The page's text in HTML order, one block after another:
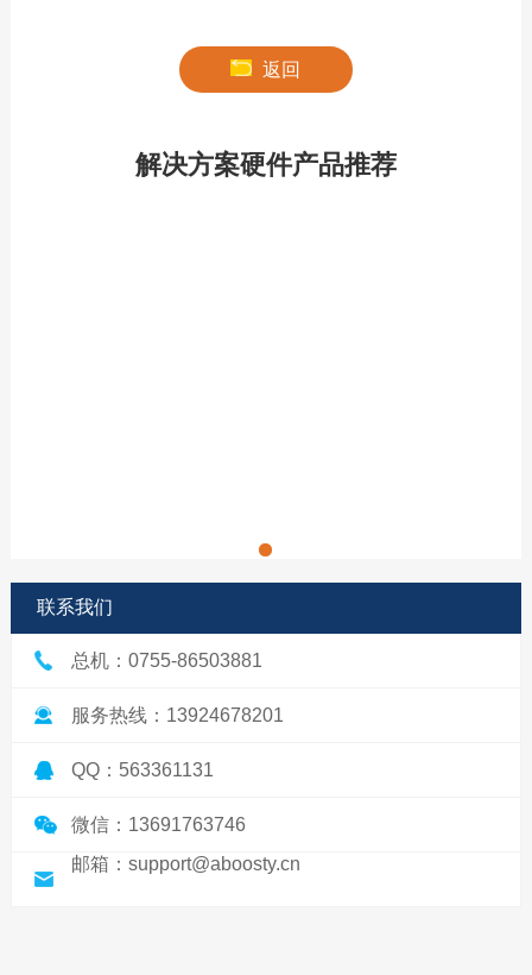
返回
解决方案硬件产品推荐
联系我们
总机：0755-86503881
服务热线：13924678201
QQ：563361131
微信：13691763746
邮箱：support@aboosty.cn